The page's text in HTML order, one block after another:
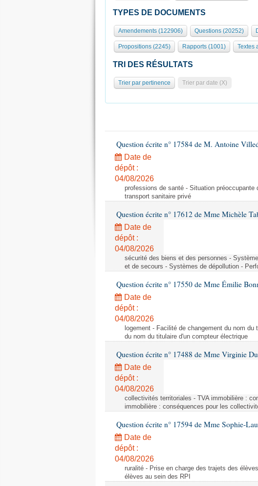
TYPES DE DOCUMENTS
Amendements (122906) Questions (20252)
Propositions (2245) Rapports (1001) Textes
TRI DES RÉSULTATS
Trier par pertinence Trier par date (X)
Question écrite n° 17584 de M. Antoine
Date de
dépôt :
04/08/2026
professions de santé - Situation
transport sanitaire privé
Question écrite n° 17612 de Mme Michèle
Date de
dépôt :
04/08/2026
sécurité des biens et des personnes -
et de secours - Systèmes de dépollution -
Question écrite n° 17550 de Mme Émilie
Date de
dépôt :
04/08/2026
logement - Facilité de changement du nom
du nom du titulaire d'un compteur électrique
Question écrite n° 17488 de Mme Virginie
Date de
dépôt :
04/08/2026
collectivités territoriales - TVA immobilière :
immobilière : conséquences pour les
Question écrite n° 17594 de Mme Sophie-
Date de
dépôt :
04/08/2026
ruralité - Prise en charge des trajets des
élèves au sein des RPI